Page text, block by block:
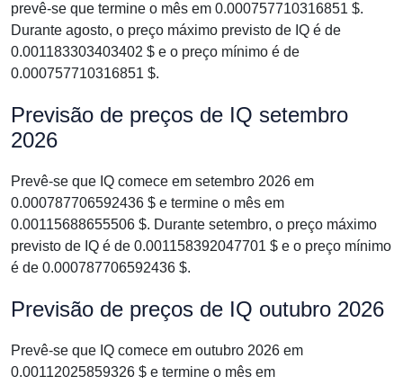
prevê-se que termine o mês em 0.000757710316851 $.
Durante agosto, o preço máximo previsto de IQ é de
0.001183303403402 $ e o preço mínimo é de
0.000757710316851 $.
Previsão de preços de IQ setembro
2026
Prevê-se que IQ comece em setembro 2026 em
0.000787706592436 $ e termine o mês em
0.00115688655506 $. Durante setembro, o preço máximo
previsto de IQ é de 0.001158392047701 $ e o preço mínimo
é de 0.000787706592436 $.
Previsão de preços de IQ outubro 2026
Prevê-se que IQ comece em outubro 2026 em
0.00112025859326 $ e termine o mês em